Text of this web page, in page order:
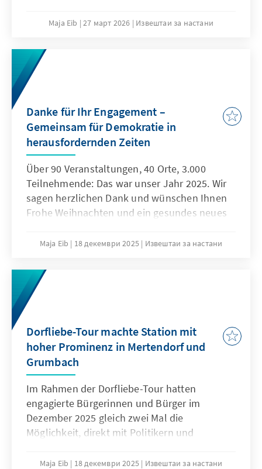
Konrad-Adenauer-Stiftung mit
und Familie des BDK organisiert und brachte
Teilnehmerinnen aus 10 Bundesländern – von
Hamburg bis Süddeutschland – zusammen.
Maja Eib 27 март 2026 Извештаи за настани
Danke für Ihr Engagement –
Gemeinsam für Demokratie in
herausfordernden Zeiten
Über 90 Veranstaltungen, 40 Orte, 3.000
Teilnehmende: Das war unser Jahr 2025. Wir
sagen herzlichen Dank und wünschen Ihnen
Frohe Weihnachten und ein gesundes neues
Maja Eib 18 декември 2025 Извештаи за настани
Dorfliebe-Tour machte Station mit
hoher Prominenz in Mertendorf und
Grumbach
Im Rahmen der Dorfliebe-Tour hatten
engagierte Bürgerinnen und Bürger im
Dezember 2025 gleich zwei Mal die
Möglichkeit, direkt mit Politikern und
ländlichen Raums zu diskutieren.
Maja Eib 18 декември 2025 Извештаи за настани